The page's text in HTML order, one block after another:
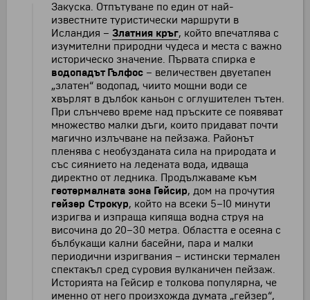
Закуска. Отпътуване по един от най-
известните туристически маршрути в
Исландия – Златния кръг, който впечатлява с
изумителни природни чудеса и места с важно
историческо значение. Първата спирка е
водопадът Гълфос – величествен двуетапен
„златен“ водопад, чиито мощни води се
хвърлят в дълбок каньон с оглушителен тътен.
При слънчево време над пръските се появяват
множество малки дъги, които придават почти
магично излъчване на пейзажа. Районът
пленява с необузданата сила на природата и
със сиянието на ледената вода, идваща
директно от ледника. Продължаваме към
геотермалната зона Гейсир, дом на прочутия
гейзер Строкур, който на всеки 5–10 минути
изригва и изпраща кипяща водна струя на
височина до 20–30 метра. Областта е осеяна с
бълбукащи кални басейни, пара и малки
периодични изригвания – истински термален
спектакъл сред суровия вулканичен пейзаж.
Историята на Гейсир е толкова популярна, че
именно от него произхожда думата „гейзер“,